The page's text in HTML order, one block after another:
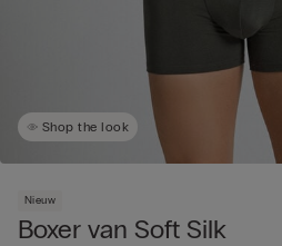
Shop the look
Nieuw
Boxer van Soft Silk